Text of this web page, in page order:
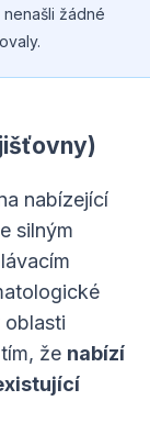
žádné
nabízející
silným
oblasti
že nabízí